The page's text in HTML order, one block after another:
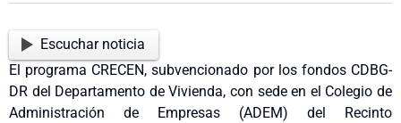
Escuchar noticia
El programa CRECEN, subvencionado por los fondos CDBG-
DR del Departamento de Vivienda, con sede en el Colegio de
Administración de Empresas (ADEM) del Recinto